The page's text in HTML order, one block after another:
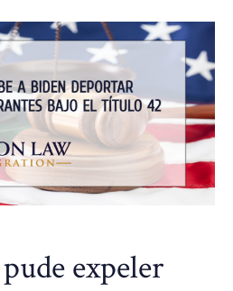
expeler